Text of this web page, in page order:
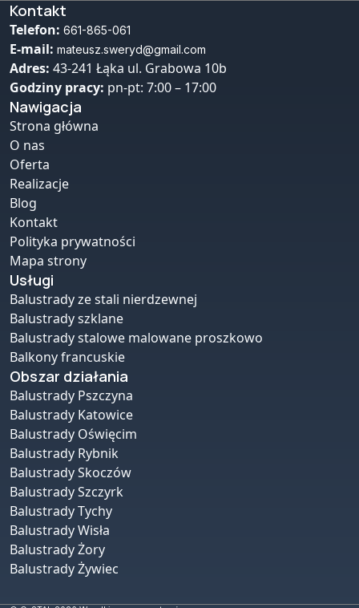
Kontakt
Telefon: 661-865-061
E-mail: mateusz.sweryd@gmail.com
Adres: 43-241 Łąka ul. Grabowa 10b
Godziny pracy: pn-pt: 7:00 – 17:00
Nawigacja
Strona główna
O nas
Oferta
Realizacje
Blog
Kontakt
Polityka prywatności
Mapa strony
Usługi
Balustrady ze stali nierdzewnej
Balustrady szklane
Balustrady stalowe malowane proszkowo
Balkony francuskie
Obszar działania
Balustrady Pszczyna
Balustrady Katowice
Balustrady Oświęcim
Balustrady Rybnik
Balustrady Skoczów
Balustrady Szczyrk
Balustrady Tychy
Balustrady Wisła
Balustrady Żory
Balustrady Żywiec